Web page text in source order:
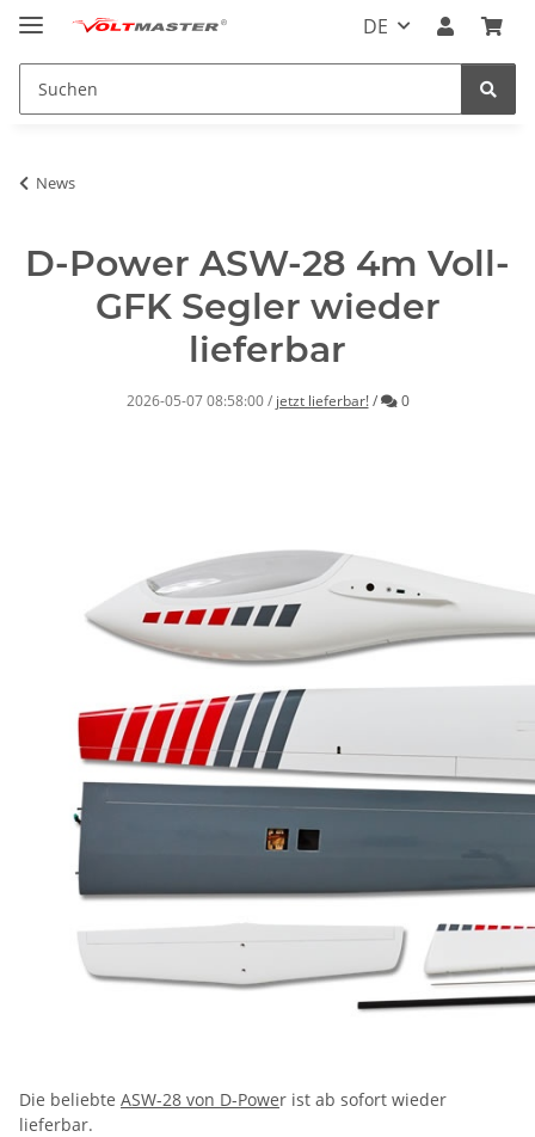
DE
News
D-Power ASW-28 4m Voll-
GFK Segler wieder
lieferbar
2026-05-07 08:58:00 / jetzt lieferbar! / Kommentare
0
Die beliebte ASW-28 von D-Power ist ab sofort wieder
lieferbar.